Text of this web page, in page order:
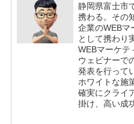
静岡県富士市
携わる。その
企業のWEBマ
として携わり
WEBマーケテ
ウェビナーで
発表を行って
ホワイトな施
確実にクライ
掛け、高い成